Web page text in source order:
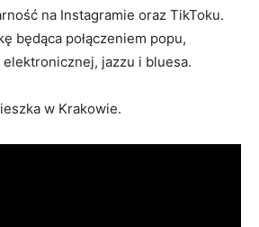
na Instagramie oraz TikToku.
będąca połączeniem popu,
elektronicznej, jazzu i bluesa.
w Krakowie.